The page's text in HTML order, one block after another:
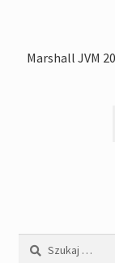
Marshall JVM
Szukaj: